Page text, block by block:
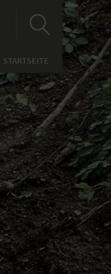
STARTSEITE